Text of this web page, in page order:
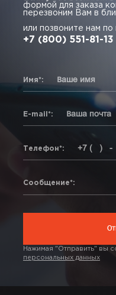
формой для заказа
перезвоним Вам в
или позвоните нам по
+7 (800) 551-81-13
Имя*:
E-mail*:
Телефон*:
Сообщение*:
Нажимая "Отправить" вы
персональных данных